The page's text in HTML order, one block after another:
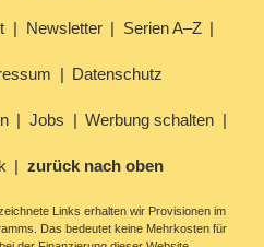
Newsletter Serien A–Z
Datenschutz
Jobs Werbung schalten
zurück nach oben
Links erhalten wir Provisionen im
Das bedeutet keine Mehrkosten für